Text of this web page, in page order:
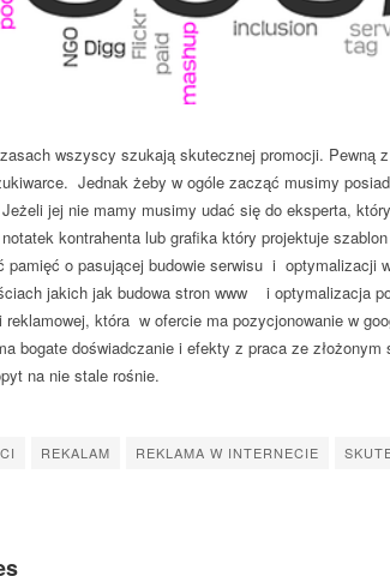
wszyscy szukają skutecznej promocji. Pewną
Jednak żeby w ogóle zacząć musimy
jej nie mamy musimy udać się do eksperta,
kontrahenta lub grafika który projektuje
pamięć o pasującej budowie serwisu i
jakich jak budowa stron www i optymalizacja
reklamowej, która w ofercie ma pozycjonowanie w
bogate doświadczanie i efekty z praca ze złożonym
na nie stale rośnie.
REKALAM REKLAMA W INTERNECIE